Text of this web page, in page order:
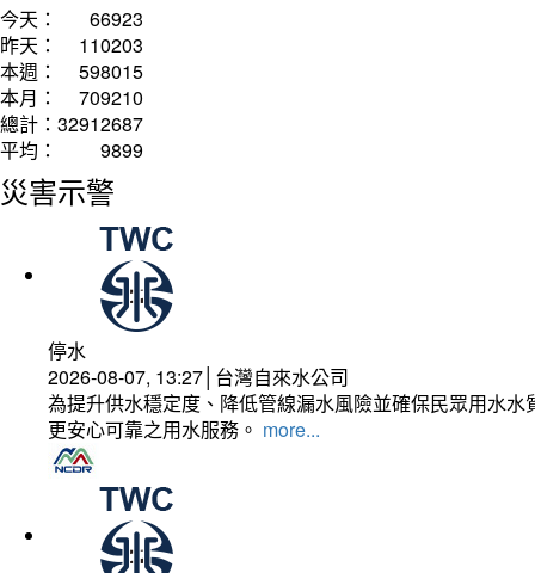
今天：
66923
昨天：
110203
本週：
598015
本月：
709210
總計： 32912687
平均：
9899
災害示警
停水
2026-08-07, 13:27│台灣自來水公司
為提升供水穩定度、降低管線漏水風險並確保民眾用水
更安心可靠之用水服務。 more...